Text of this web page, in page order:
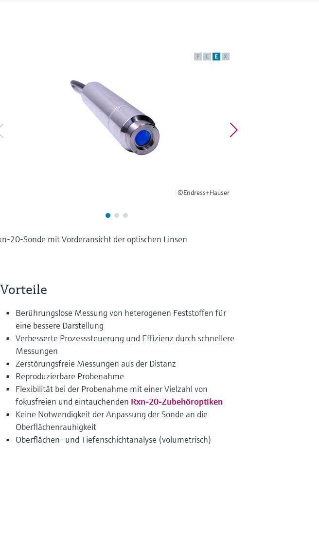
F L E X
©Endress+Hauser
20-Sonde mit Vorderansicht der optischen Linsen
Vorteile
Berührungslose Messung von heterogenen Feststoffen für
eine bessere Darstellung
Verbesserte Prozesssteuerung und Effizienz durch schnellere
Messungen
Zerstörungsfreie Messungen aus der Distanz
Reproduzierbare Probenahme
Flexibilität bei der Probenahme mit einer Vielzahl von
fokusfreien und eintauchenden Rxn-20-Zubehöroptiken
Keine Notwendigkeit der Anpassung der Sonde an die
Oberflächenrauhigkeit
Oberflächen- und Tiefenschichtanalyse (volumetrisch)